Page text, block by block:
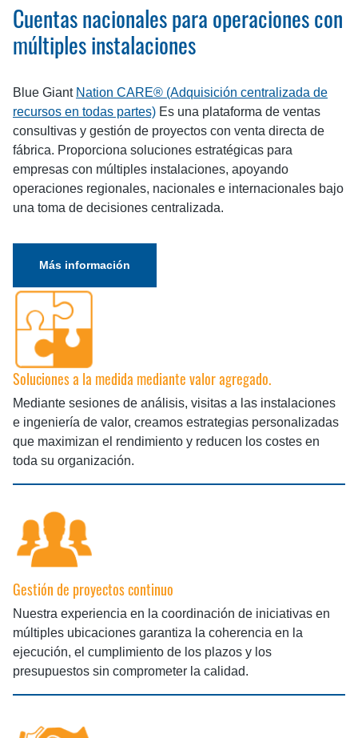
Cuentas nacionales para operaciones con
múltiples instalaciones
Blue Giant Nation CARE® (Adquisición centralizada de
recursos en todas partes) Es una plataforma de ventas
consultivas y gestión de proyectos con venta directa de
fábrica. Proporciona soluciones estratégicas para
empresas con múltiples instalaciones, apoyando
operaciones regionales, nacionales e internacionales bajo
una toma de decisiones centralizada.
Más información
Soluciones a la medida mediante valor agregado.
Mediante sesiones de análisis, visitas a las instalaciones
e ingeniería de valor, creamos estrategias personalizadas
que maximizan el rendimiento y reducen los costes en
toda su organización.
Gestión de proyectos continuo
Nuestra experiencia en la coordinación de iniciativas en
múltiples ubicaciones garantiza la coherencia en la
ejecución, el cumplimiento de los plazos y los
presupuestos sin comprometer la calidad.